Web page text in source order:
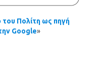
Πολίτη ως πηγή
Google»